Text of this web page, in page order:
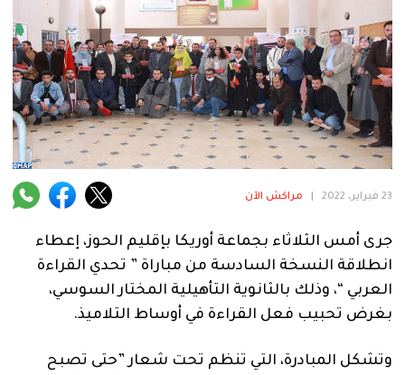
دولية
المرأة
فنية
منوعة
23 فبراير، 2022 مراكش الآن
جرى أمس الثلاثاء بجماعة أوريكا بإقليم الحوز، إعطاء
انطلاقة النسخة السادسة من مباراة ” تحدي القراءة
العربي “، وذلك بالثانوية التأهيلية المختار السوسي،
بغرض تحبيب فعل القراءة في أوساط التلاميذ.
وتشكل المبادرة، التي تنظم تحت شعار ”حتى تصبح